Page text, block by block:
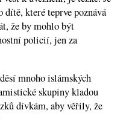
které teprve poznává
že by mohlo být
policií, jen za
mnoho islámských
skupiny kladou
dívkám, aby věřily, že